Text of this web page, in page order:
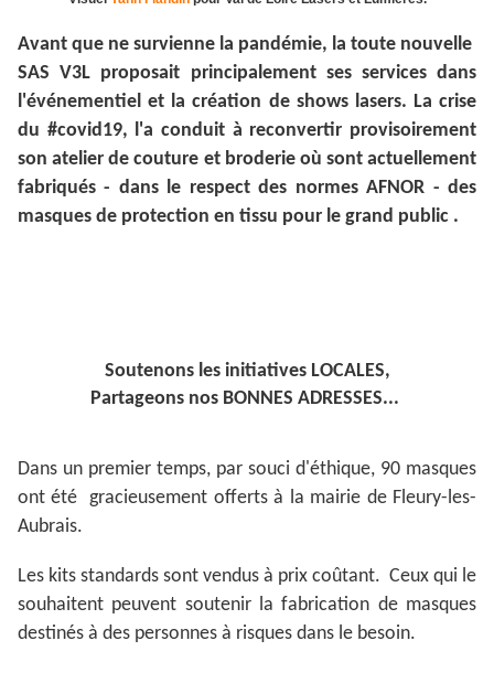
Avant que ne survienne la pandémie, la toute nouvelle
SAS V3L proposait principalement ses services dans
l'événementiel et la création de shows lasers. La crise
du #covid19, l'a conduit à reconvertir provisoirement
son atelier de couture et broderie où sont actuellement
fabriqués - dans le respect des normes AFNOR - des
masques de protection en tissu pour le grand public .
Soutenons les initiatives LOCALES,
Partageons nos BONNES ADRESSES...
Dans un premier temps, par souci d'éthique, 90 masques
ont été gracieusement offerts à la mairie de Fleury-les-
Aubrais.
Les kits standards sont vendus à prix coûtant. Ceux qui le
souhaitent peuvent soutenir la fabrication de masques
destinés à des personnes à risques dans le besoin.